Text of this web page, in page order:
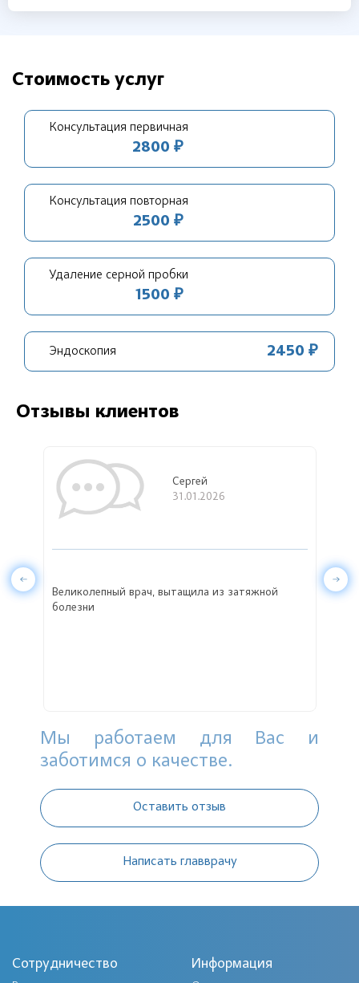
Стоимость услуг
Консультация первичная
2800 ₽
Консультация повторная
2500 ₽
Удаление серной пробки
1500 ₽
Эндоскопия 2450 ₽
Отзывы клиентов
Сергей
31.01.2026
Великолепный врач, вытащила из затяжной
болезни
Мы работаем для Вас и
заботимся о качестве.
Оставить отзыв
Написать главврачу
Сотрудничество Информация